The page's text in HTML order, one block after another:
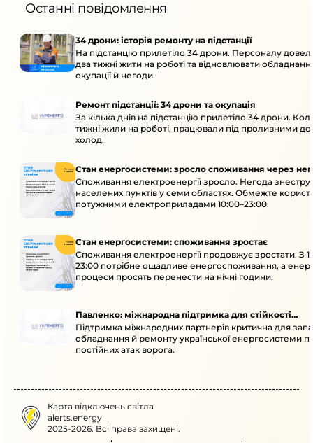
Останні повідомлення
34 дрони: історія ремонту на підстанції
На підстанцію прилетіло 34 дрони. Персоналу
два тижні жити на роботі та відновлювати
окупації й негоди.
Ремонт підстанції: 34 дрони та окупація
За кілька днів на підстанцію прилетіло 34 дрони.
тижні жили на роботі, працювали під проливними
холод.
Стан енергосистеми: зросло споживання через
Споживання електроенергії зросло. Негода
населених пунктів у семи областях. Обмежте
потужними електроприладами 10:00–23:00.
Стан енергосистеми: споживання зростає
Споживання електроенергії продовжує зростати. З
23:00 потрібне ощадливе енергоспоживання, а
процеси просять перенести на нічні години.
Павленко: міжнародна підтримка для стійкості
енергосистеми
Підтримка міжнародних партнерів критична для
обладнання й ремонту української енергосистеми
постійних атак ворога.
Карта відключень світла
alerts.energy
2025-2026. Всі права захищені.